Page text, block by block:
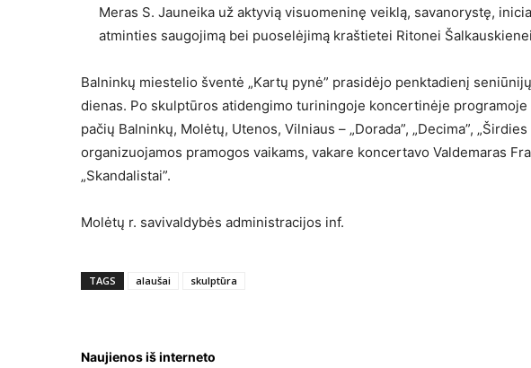
Meras S. Jauneika už aktyvią visuomeninę veiklą, savanorystę,
atminties saugojimą bei puoselėjimą kraštietei Ritonei
Balninkų miestelio šventė „Kartų pynė” prasidėjo penktadienį
dienas. Po skulptūros atidengimo turiningoje koncertinėje
pačių Balninkų, Molėtų, Utenos, Vilniaus – „Dorada”, „Decima”, „Širdies
organizuojamos pramogos vaikams, vakare koncertavo Valdemaras
„Skandalistai”.
Molėtų r. savivaldybės administracijos inf.
TAGS alaušai skulptūra
Naujienos iš interneto